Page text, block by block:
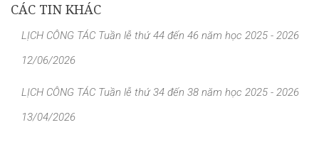
CÁC TIN KHÁC
LỊCH CÔNG TÁC Tuần lễ thứ 44 đến 46 năm học 2025 - 2026
12/06/2026
LỊCH CÔNG TÁC Tuần lễ thứ 34 đến 38 năm học 2025 - 2026
13/04/2026